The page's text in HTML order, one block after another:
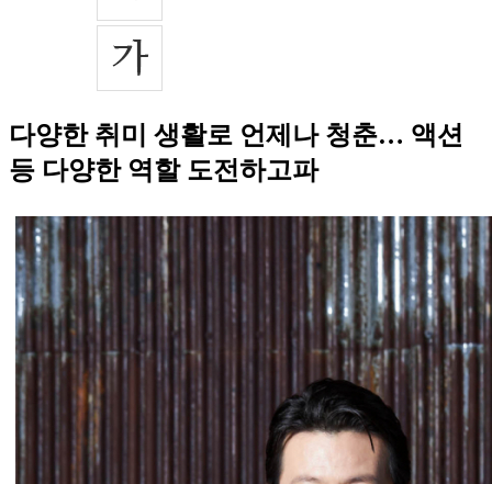
다양한 취미 생활로 언제나 청춘… 액션
등 다양한 역할 도전하고파